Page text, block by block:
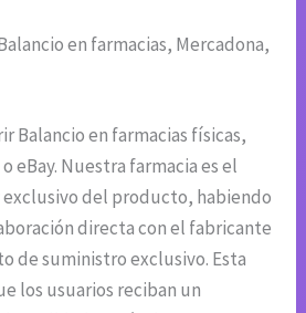
en farmacias, Mercadona,
Balancio en farmacias físicas,
eBay. Nuestra farmacia es el
del producto, habiendo
directa con el fabricante
de suministro exclusivo. Esta
los usuarios reciban un